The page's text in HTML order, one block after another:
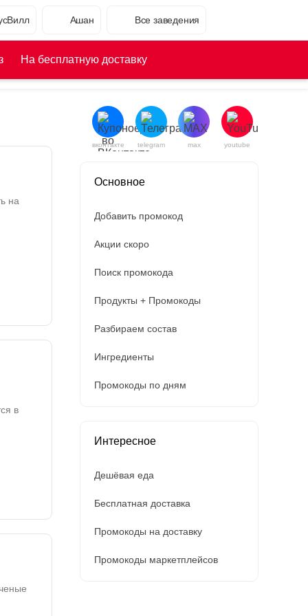
Ашан Все заведения
На бесплатную доставку
на
в
вконтакте telegram max youtube
Основное
Добавить промокод
Акции скоро
Поиск промокода
Продукты + Промокоды
Разбираем состав
Ингредиенты
Промокоды по дням
Интересное
Дешёвая еда
Бесплатная доставка
Промокоды на доставку
Промокоды маркетплейсов